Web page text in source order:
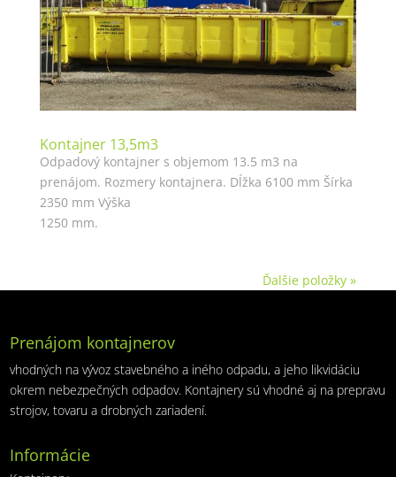
Kontajner 13,5m3
Odpadový kontajner s objemom 13.5 m3 na
prenájom. Rozmery kontajnera. Dĺžka 6100 mm Šírka
2350 mm Výška
1250 mm.
Ďalšie položky »
Prenájom kontajnerov
vhodných na vývoz stavebného a iného odpadu, a jeho likvidáciu
okrem nebezpečných odpadov. Kontajnery sú vhodné aj na prepravu
strojov, tovaru a drobných zariadení.
Informácie